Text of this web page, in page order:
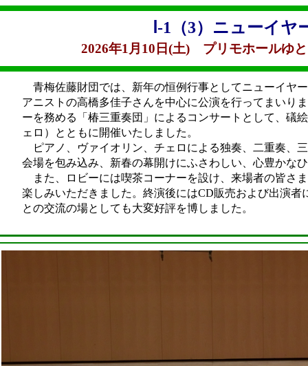
Ⅰ-1（3）ニューイヤ
2026年1月10日(土) プリモホールゆ
青梅佐藤財団では、新年の恒例行事としてニューイヤ
アニストの高橋多佳子さんを中心に公演を行ってまいり
ーを務める「椿三重奏団」によるコンサートとして、礒
ェロ）とともに開催いたしました。
ピアノ、ヴァイオリン、チェロによる独奏、二重奏、
会場を包み込み、新春の幕開けにふさわしい、心豊かな
また、ロビーには喫茶コーナーを設け、来場者の皆さ
楽しみいただきました。終演後にはCD販売および出演
との交流の場としても大変好評を博しました。